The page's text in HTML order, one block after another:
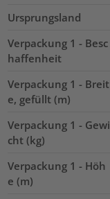
Ursprungsland
Verpackung 1 - Besc
haffenheit
Verpackung 1 - Breit
e, gefüllt (m)
Verpackung 1 - Gewi
cht (kg)
Verpackung 1 - Höh
e (m)